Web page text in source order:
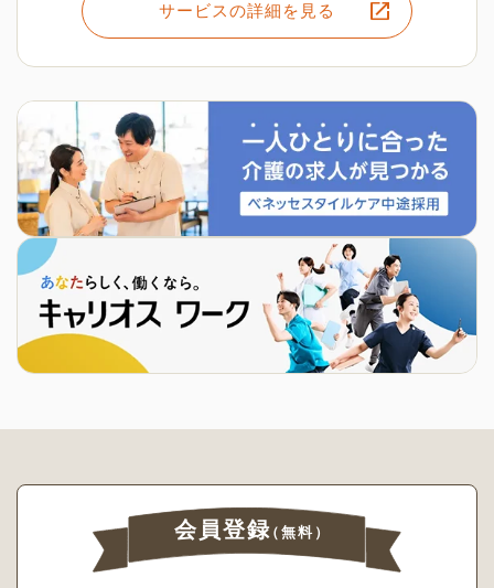
サービスの詳細を見る
会員登録（無料）